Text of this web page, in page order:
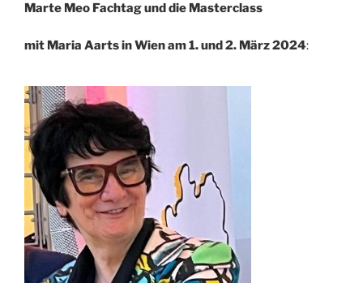
Marte Meo Fachtag und die Masterclass
mit Maria Aarts in Wien am 1. und 2. März 2024: